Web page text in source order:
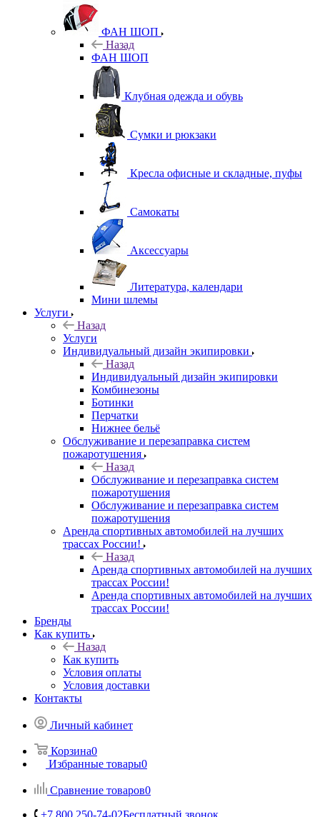
ФАН ШОП
Назад
ФАН ШОП
Клубная одежда и обувь
Сумки и рюкзаки
Кресла офисные и складные, пуфы
Самокаты
Аксессуары
Литература, календари
Мини шлемы
Услуги
Назад
Услуги
Индивидуальный дизайн экипировки
Назад
Индивидуальный дизайн экипировки
Комбинезоны
Ботинки
Перчатки
Нижнее бельё
Обслуживание и перезаправка систем
пожаротушения
Назад
Обслуживание и перезаправка систем
пожаротушения
Обслуживание и перезаправка систем
пожаротушения
Аренда спортивных автомобилей на лучших
трассах России!
Назад
Аренда спортивных автомобилей на лучших
трассах России!
Аренда спортивных автомобилей на лучших
трассах России!
Бренды
Как купить
Назад
Как купить
Условия оплаты
Условия доставки
Контакты
Личный кабинет
Корзина0
Избранные товары0
Сравнение товаров0
+7 800 250-74-02Бесплатный звонок